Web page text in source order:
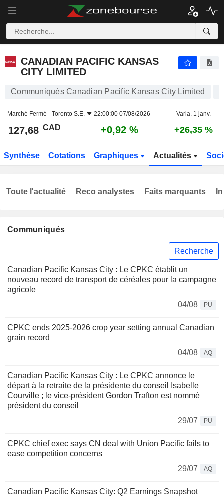
CANADIAN PACIFIC KANSAS
CITY LIMITED
Communiqués Canadian Pacific Kansas City Limited
Marché Fermé - Toronto S.E. 22:00:00 07/08/2026 Varia. 1 janv.
127,68 CAD +0,92 % +26,35 %
Synthèse Cotations Graphiques Actualités
Communiqués
Recherche
Canadian Pacific Kansas City : Le CPKC établit un
nouveau record de transport de céréales pour la campagne
agricole
04/08
PU
CPKC ends 2025-2026 crop year setting annual Canadian
grain record
04/08
AQ
Canadian Pacific Kansas City : Le CPKC annonce le
départ à la retraite de la présidente du conseil Isabelle
Courville ; le vice-président Gordon Trafton est nommé
président du conseil
29/07
PU
CPKC chief exec says CN deal with Union Pacific fails to
ease competition concerns
29/07
AQ
Canadian Pacific Kansas City: Q2 Earnings Snapshot
Toute l'actualité Reco analystes Faits marquants